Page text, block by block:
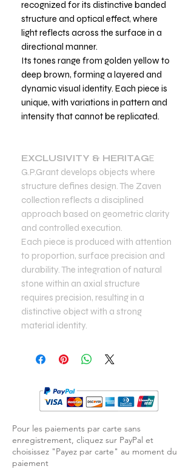
recognized for its distinctive banded
structure and optical effect, where
light reflects across the surface in a
directional manner.
Its tones range from golden yellow to
deep brown, forming a layered and
dynamic visual identity. Each piece is
unique, with variations in pattern and
intensity that cannot be replicated.
EXCLUSIVITY & HERITAGE
G.P.Grant develops objects where
structure defines design. The Zaven
collection reflects a disciplined
approach based on geometric clarity
and controlled execution.
Each piece is produced with attention
to proportion, surface precision and
durability. The integration of natural
stone within an axial structure
requires precision, resulting in a
distinctive object with a strong
material identity.
Pour les paiements par carte sans
enregistrement, cliquez sur PayPal et
choisissez "Payez par carte" au moment du
paiement